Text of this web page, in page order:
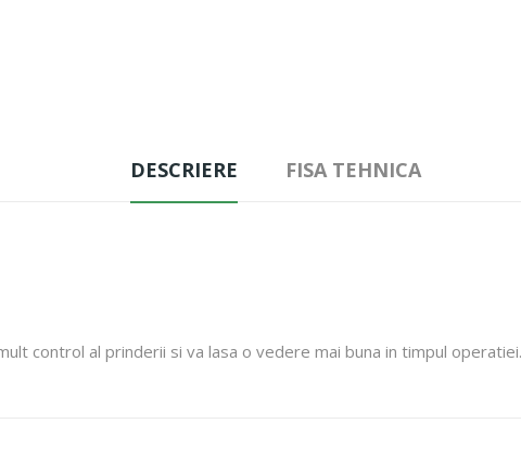
DESCRIERE FISA TEHNICA
control al prinderii si va lasa o vedere mai buna in timpul operatiei.